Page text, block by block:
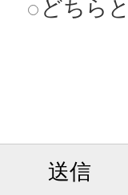
どちら